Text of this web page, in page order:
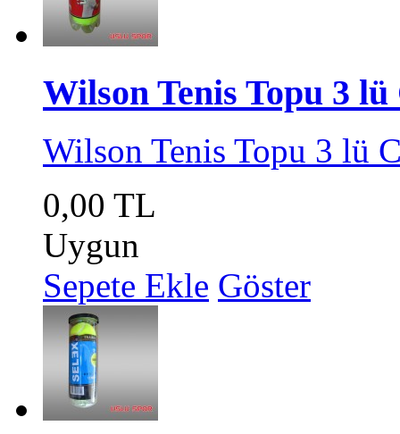
Wilson Tenis Topu 3
Wilson Tenis Topu 3 lü
0,00 TL
Uygun
Sepete Ekle Göster